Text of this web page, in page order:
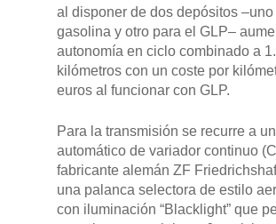
al disponer de dos depósitos –uno
gasolina y otro para el GLP–
autonomía en ciclo combinado a
kilómetros con un coste por
euros al funcionar con GLP.
Para la transmisión se recurre a
automático de variador continuo
fabricante alemán ZF
una palanca selectora de estilo
con iluminación “Blacklight” que